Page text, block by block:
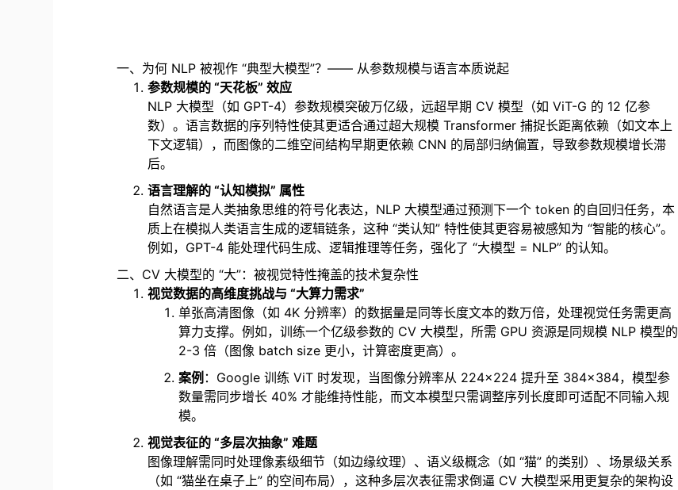
一、为何 NLP 被视作 “典型大模型”？—— 从参数规模与语言本质说起
参数规模的 “天花板” 效应
NLP 大模型（如 GPT-4）参数规模突破万亿级，远超早期 CV 模型（如 ViT-G 的 12 亿参
数）。语言数据的序列特性使其更适合通过超大规模 Transformer 捕捉长距离依赖（如文本上
下文逻辑），而图像的二维空间结构早期更依赖 CNN 的局部归纳偏置，导致参数规模增长滞
后。
语言理解的 “认知模拟” 属性
自然语言是人类抽象思维的符号化表达，NLP 大模型通过预测下一个 token 的自回归任务，本
质上在模拟人类语言生成的逻辑链条，这种 “类认知” 特性使其更容易被感知为 “智能的核心”。
例如，GPT-4 能处理代码生成、逻辑推理等任务，强化了 “大模型 = NLP” 的认知。
二、CV 大模型的 “大”：被视觉特性掩盖的技术复杂性
视觉数据的高维度挑战与 “大算力需求”
单张高清图像（如 4K 分辨率）的数据量是同等长度文本的数万倍，处理视觉任务需更高
算力支撑。例如，训练一个亿级参数的 CV 大模型，所需 GPU 资源是同规模 NLP 模型的
2-3 倍（图像 batch size 更小，计算密度更高）。
案例 ：Google 训练 ViT 时发现，当图像分辨率从 224×224 提升至 384×384，模型参
数量需同步增长 40% 才能维持性能，而文本模型只需调整序列长度即可适配不同输入规
模。
视觉表征的 “多层次抽象” 难题
图像理解需同时处理像素级细节（如边缘纹理）、语义级概念（如 “猫” 的类别）、场景级关系
（如 “猫坐在桌子上” 的空间布局），这种多层次表征需求倒逼 CV 大模型采用更复杂的架构设